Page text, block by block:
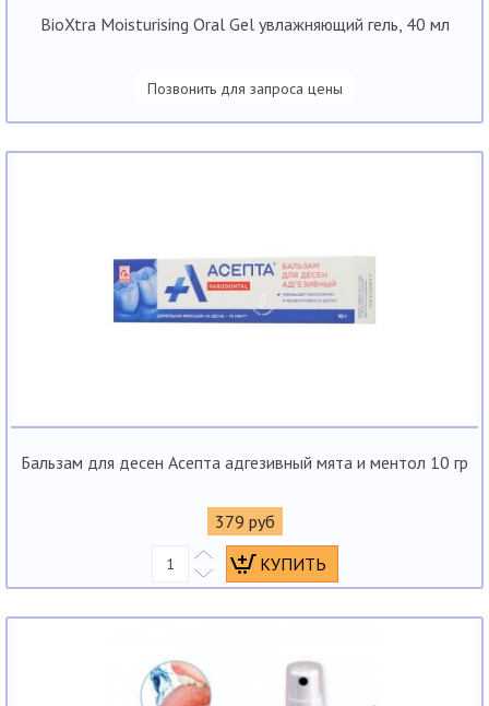
BioXtra Moisturising Oral Gel увлажняющий гель, 40 мл
Позвонить для запроса цены
Бальзам для десен Асепта адгезивный мята и ментол 10 гр
379 руб